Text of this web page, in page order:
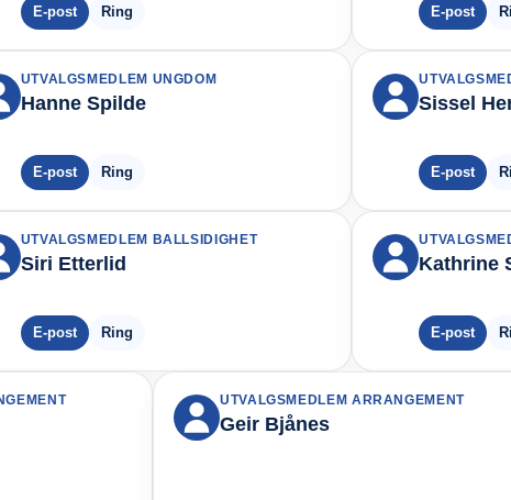
E-post Ring E-post
UTVALGSMEDLEM UNGDOM
Hanne Spilde
E-post Ring
Sissel
E-post
UTVALGSMEDLEM BALLSIDIGHET
Siri Etterlid
E-post Ring
Kathrine
E-post
UTVALGSMEDLEM ARRANGEMENT
Geir Bjånes